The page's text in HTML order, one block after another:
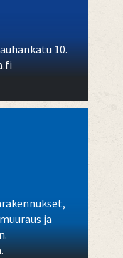
10.
ja